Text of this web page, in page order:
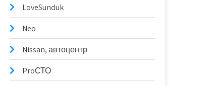
LoveSunduk
Neo
Nissan, автоцентр
ProСТО